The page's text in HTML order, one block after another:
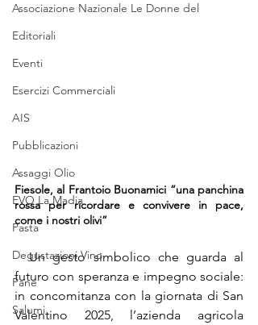
Associazione Nazionale Le Donne del
Editoriali
Eventi
Esercizi Commerciali
AIS
Pubblicazioni
Assaggi Olio
EVO La Madia
Pasta
Degustazioni Vino
Pane
Salumi
Fiesole, al Frantoio Buonamici “una panchina
rossa per ricordare e convivere in pace,
come i nostri olivi”
Un gesto simbolico che guarda al
futuro con speranza e impegno sociale:
in concomitanza con la giornata di San
Valentino 2025, l’azienda agricola